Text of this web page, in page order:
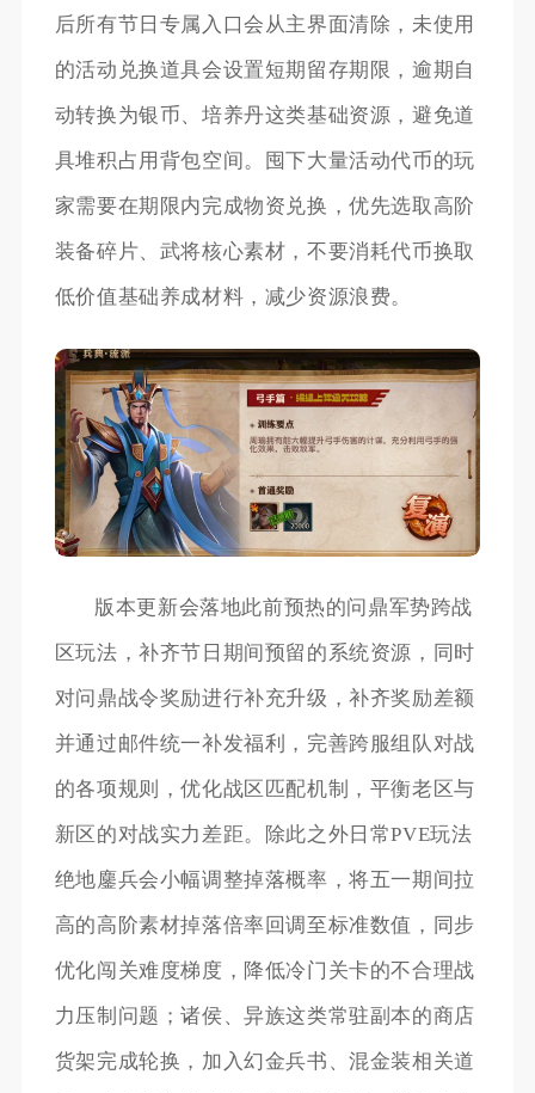
后所有节日专属入口会从主界面清除，未使用
的活动兑换道具会设置短期留存期限，逾期自
动转换为银币、培养丹这类基础资源，避免道
具堆积占用背包空间。囤下大量活动代币的玩
家需要在期限内完成物资兑换，优先选取高阶
装备碎片、武将核心素材，不要消耗代币换取
低价值基础养成材料，减少资源浪费。
版本更新会落地此前预热的问鼎军势跨战
区玩法，补齐节日期间预留的系统资源，同时
对问鼎战令奖励进行补充升级，补齐奖励差额
并通过邮件统一补发福利，完善跨服组队对战
的各项规则，优化战区匹配机制，平衡老区与
新区的对战实力差距。除此之外日常PVE玩法
绝地鏖兵会小幅调整掉落概率，将五一期间拉
高的高阶素材掉落倍率回调至标准数值，同步
优化闯关难度梯度，降低冷门关卡的不合理战
力压制问题；诸侯、异族这类常驻副本的商店
货架完成轮换，加入幻金兵书、混金装相关道